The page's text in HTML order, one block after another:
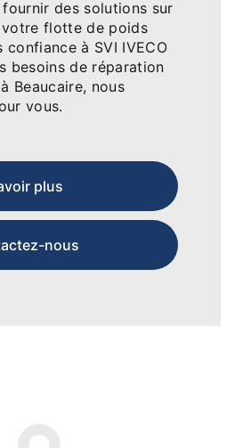
des solutions sur
votre flotte de poids
confiance à SVI IVECO
besoins de réparation
Beaucaire, nous
vous.
plus
nous